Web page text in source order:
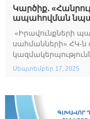
Կարծիք․
ապահովման
մասին» օրենքի
օրենքների
Սեպտեմբեր 17, 2025
«Իրավունքների
սահմանների» ՀԿ-